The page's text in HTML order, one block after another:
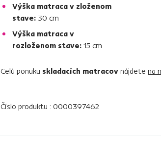
Výška matraca v zloženom
stave: 30 cm
Výška matraca v
rozloženom stave: 15 cm
Celú ponuku skladacích matracov nájdete na
Číslo produktu : 0000397462